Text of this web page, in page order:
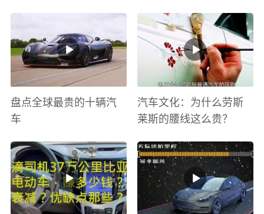
盘点全球最贵的十辆汽
车
汽车文化：为什么劳斯
莱斯的腰线这么贵？